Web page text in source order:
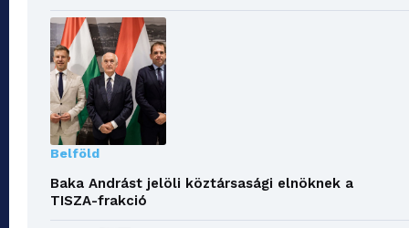
Belföld
Baka Andrást jelöli köztársasági elnöknek a
TISZA-frakció